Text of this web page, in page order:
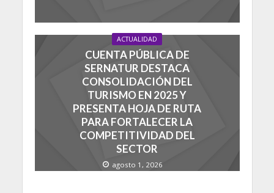
ACTUALIDAD
CUENTA PÚBLICA DE
SERNATUR DESTACA
CONSOLIDACIÓN DEL
TURISMO EN 2025 Y
PRESENTA HOJA DE RUTA
PARA FORTALECER LA
COMPETITIVIDAD DEL
SECTOR
agosto 1, 2026